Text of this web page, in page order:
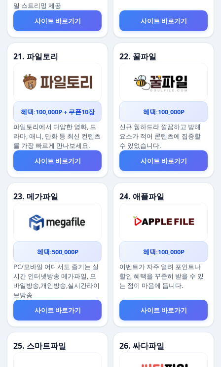
일 스트리밍 제공
사이트 바로가기
사이트 바로가기
21. 파일토리
혜택:100,000P + 쿠폰10장
파일토리에서 다양한 영화, 드
라마, 애니, 만화 등 최신 컨텐츠
를 가장 빠르게 만나보세요.
사이트 바로가기
22. 꿀파일
혜택:100,000P
신규 웹하드라 깔끔하고 방해
요소가 적어 콘텐츠에 집중할
수 있었습니다.
사이트 바로가기
23. 메가파일
혜택:500,000P
PC/모바일 어디서도 즐기는 실
시간 인터넷방송 메가파일, 모
바일방송,개인방송,실시간라이
브방송
사이트 바로가기
24. 애플파일
혜택:100,000P
이벤트가 자주 열려 포인트나
할인 혜택을 꾸준히 받을 수 있
는 점이 마음에 듭니다.
사이트 바로가기
25. 스마트파일 26. 싸다파일